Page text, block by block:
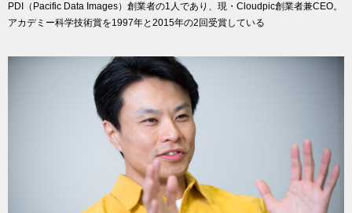
PDI（Pacific Data Images）創業者の1人であり、現・Cloudpic創業者兼CEO。
アカデミー科学技術賞を1997年と2015年の2回受賞している